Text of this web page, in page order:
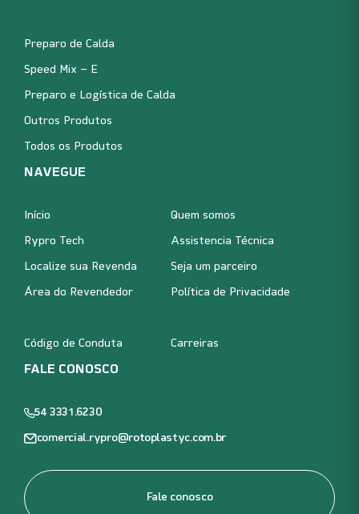
Preparo de Calda
Speed Mix – E
Preparo e Logística de Calda
Outros Produtos
Todos os Produtos
NAVEGUE
Início Quem somos
Rypro Tech Assistencia Técnica
Localize sua Revenda Seja um parceiro
Área do Revendedor Política de Privacidade
Código de Conduta Carreiras
FALE CONOSCO
54 3331.6230
comercial.rypro@rotoplastyc.com.br
Fale conosco